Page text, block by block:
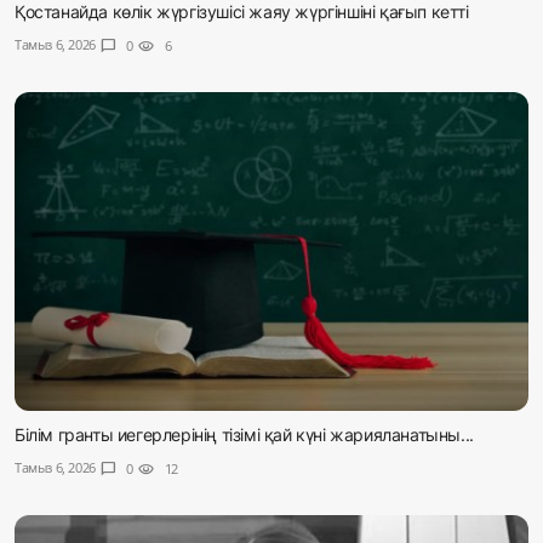
Қостанайда көлік жүргізушісі жаяу жүргіншіні қағып кетті
Тамыз 6, 2026 chat_bubble 0 visibility 6
Білім гранты иегерлерінің тізімі қай күні жарияланатыны...
Тамыз 6, 2026 chat_bubble 0 visibility 12